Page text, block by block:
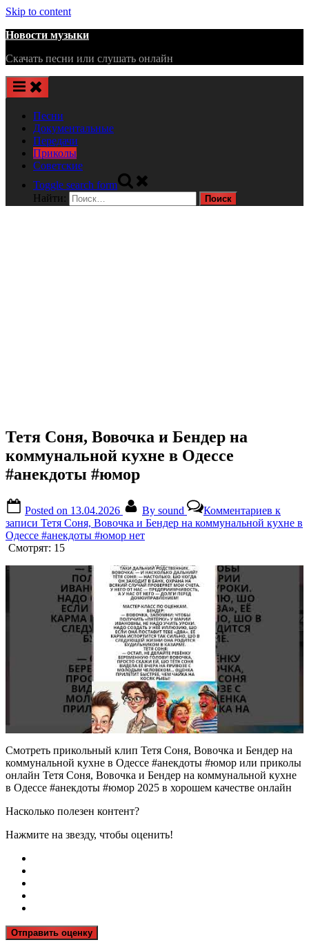
Skip to content
Новости музыки
Скачать песни или слушать онлайн
Песни
Документальные
Передачи
Приколы
Советские
Toggle search form
Найти:
Тетя Соня, Вовочка и Бендер на
коммунальной кухне в Одессе
#анекдоты #юмор
Posted on 13.04.2026 By sound Комментариев к
записи Тетя Соня, Вовочка и Бендер на коммунальной кухне в
Одессе #анекдоты #юмор нет
Смотрят: 15
Смотреть прикольный клип Тетя Соня, Вовочка и Бендер на
коммунальной кухне в Одессе #анекдоты #юмор или приколы
онлайн Тетя Соня, Вовочка и Бендер на коммунальной кухне
в Одессе #анекдоты #юмор 2025 в хорошем качестве онлайн
Насколько полезен контент?
Нажмите на звезду, чтобы оценить!
Отправить оценку